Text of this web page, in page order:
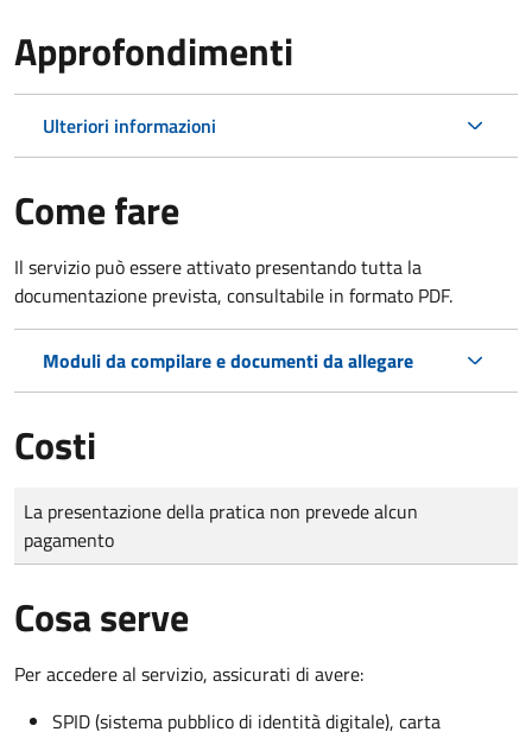
Approfondimenti
Ulteriori informazioni
Come fare
Il servizio può essere attivato presentando tutta la
documentazione prevista, consultabile in formato PDF.
Moduli da compilare e documenti da allegare
Costi
Tipo di pagamento
Importo
La presentazione della pratica non prevede alcun
pagamento
Cosa serve
Per accedere al servizio, assicurati di avere:
SPID (sistema pubblico di identità digitale), carta